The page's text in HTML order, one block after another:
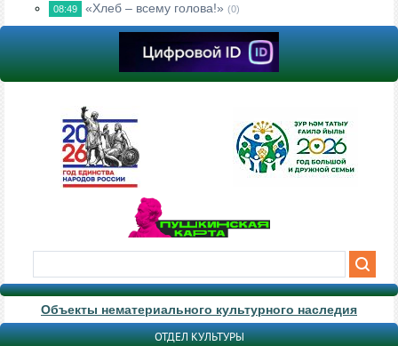
08:49 «Хлеб – всему голова!» (0)
Объекты нематериального культурного наследия
ОТДЕЛ КУЛЬТУРЫ